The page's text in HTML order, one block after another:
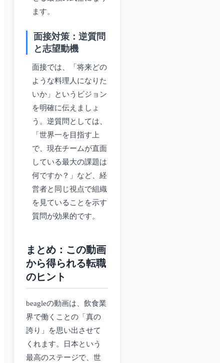
ます。
面接対策：逆質問
と志望動機
面接では、「将来どの
ような料理人になりた
いか」というビジョン
を明確に伝えましょ
う。逆質問としては、
「世界一を目指す上
で、現在チームが直面
している最大の課題は
何ですか？」など、経
営者と同じ視点で組織
を見ていることを示す
質問が効果的です。
まとめ：この動画
から得られる転職
のヒント
beagleの動画は、飲食業
界で働くことの「真の
誇り」を思い出させて
くれます。日本という
最高のステージで、世